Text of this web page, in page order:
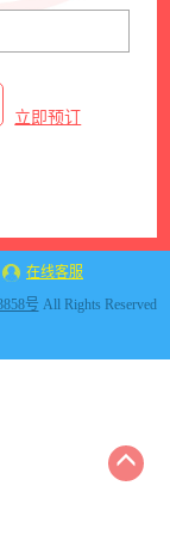
立即预订
在线客服
号 All Rights Reserved